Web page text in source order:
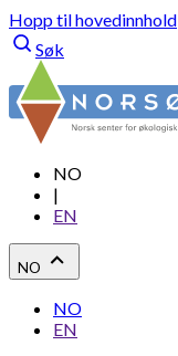
Hopp til hovedinnhold
Søk
NO
|
EN
NO
NO
EN